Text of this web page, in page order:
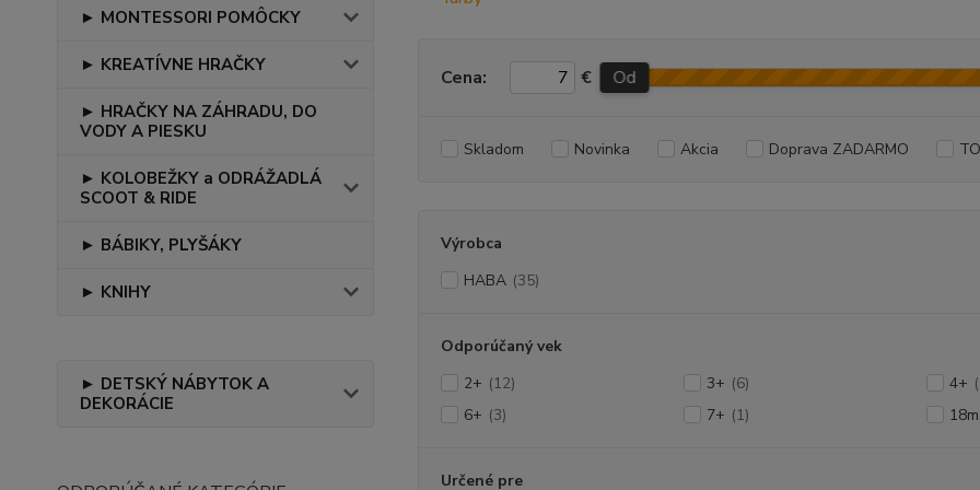
► MONTESSORI POMÔCKY
► KREATÍVNE HRAČKY
► HRAČKY NA ZÁHRADU, DO
VODY A PIESKU
► KOLOBEŽKY a ODRÁŽADLÁ
SCOOT & RIDE
► BÁBIKY, PLYŠÁKY
► KNIHY
► DETSKÝ NÁBYTOK A
DEKORÁCIE
Cena: € Od
Skladom Novinka Akcia Doprava ZADARMO
Výrobca
HABA (35)
Odporúčaný vek
2+ (12) 3+ (6) 4+
6+ (3) 7+ (1)
Určené pre